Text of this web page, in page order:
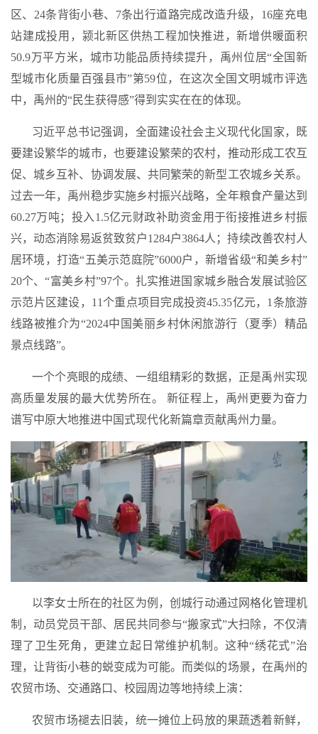
区、 24条背街小巷、 7条出行道路完成改造升级， 16座充电
站建成投用，颍北新区供热工程加快推进，新增供暖面积
50.9万平方米，城市功能品质持续提升， 禹州位居“全国新
型城市化质量百强县市”第59位，在这次全国文明城市评选
中，禹州的“民生获得感”得到实实在在的体现。
习近平总书记强调，全面建设社会主义现代化国家，既
要建设繁华的城市，也要建设繁荣的农村，推动形成工农互
促、城乡互补、协调发展、共同繁荣的新型工农城乡关系。
过去一年，禹州稳步实施乡村振兴战略，全年粮食产量达到
60.27万吨；投入 1.5亿元财政补助资金用于衔接推进乡村振
兴，动态消除易返贫致贫户1284户3864人 ；持续改善农村人
居环境，打造“五美示范庭院”6000户，新增省级“和美乡村”
20个、“富美乡村”97个。扎实推进国家城乡融合发展试验区
示范片区建设， 11个重点项目完成投资45.35亿元，1条旅游
线路被推介为“2024中国美丽乡村休闲旅游行（夏季）精品
景点线路”。
一个个亮眼的成绩、一组组精彩的数据，正是禹州实现
高质量发展的最大优势所在。 新征程上， 禹州更要为奋力
谱写中原大地推进中国式现代化新篇章贡献禹州力量。
以李女士所在的社区为例，创城行动通过网格化管理机
制，动员党员干部、居民共同参与“搬家式”大扫除，不仅清
理了卫生死角，更建立起日常维护机制。这种“绣花式”治
理，让背街小巷的蜕变成为可能。而类似的场景，在禹州的
农贸市场、交通路口、校园周边等地持续上演：
农贸市场褪去旧装，统一摊位上码放的果蔬透着新鲜，